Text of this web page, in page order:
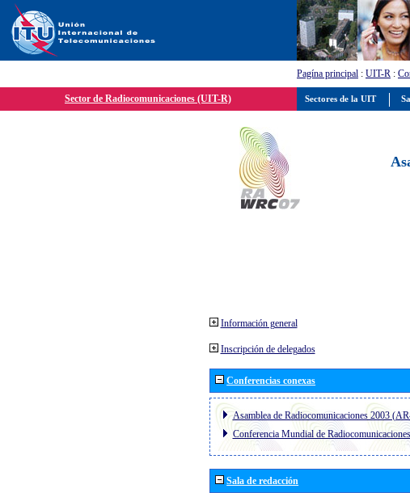
Pagína principal : UIT-R :
Sector de Radiocomunicaciones (UIT-R)
Información general
Inscripción de delegados
Conferencias conexas
Asamblea de Radiocomunicaciones 2003
Conferencia Mundial de
Sala de redacción
Sectores de la UIT